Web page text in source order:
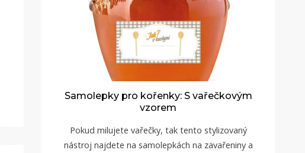
Samolepky pro kořenky: S vařečkovým
vzorem
Pokud milujete vařečky, tak tento stylizovaný
nástroj najdete na samolepkách na zavařeniny a